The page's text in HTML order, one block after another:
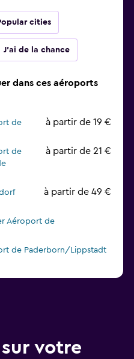
cities
J'ai de la chance
dans ces aéroports
de
à partir de 19 €
de
à partir de 21 €
à partir de 49 €
Aéroport de
de Paderborn/Lippstadt
votre